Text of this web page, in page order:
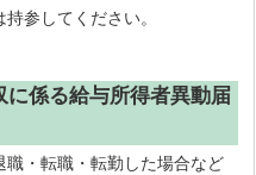
参してください。
係る給与所得者異動届
・転職・転勤した場合など